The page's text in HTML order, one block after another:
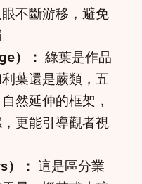
不斷游移，避免
）： 綠葉是作品
葉還是蕨類，五
然延伸的框架，
更能引導觀者視
）： 這是區分業